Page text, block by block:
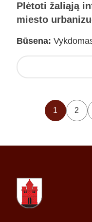
Plėtoti žaliąją
miesto
Būsena:
1 2